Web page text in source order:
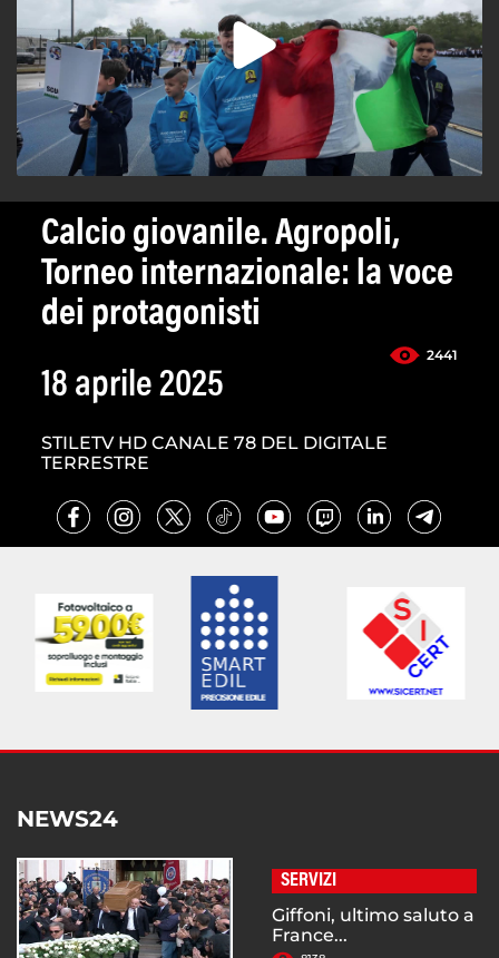
Calcio giovanile. Agropoli,
Torneo internazionale: la voce
dei protagonisti
2441
18 aprile 2025
STILETV HD CANALE 78 DEL DIGITALE
TERRESTRE
NEWS24
SERVIZI
Giffoni, ultimo saluto a
France...